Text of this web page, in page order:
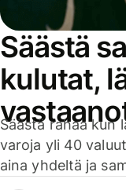
Säästä
kulutat,
Säästä rahaa kun
varoja yli 40
aina yhdeltä ja